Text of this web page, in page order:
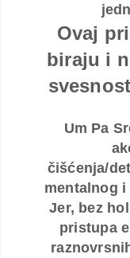
Ovaj
biraju i
Um Pa
čišćenja/
mentalnog
Jer, bez
pristupa